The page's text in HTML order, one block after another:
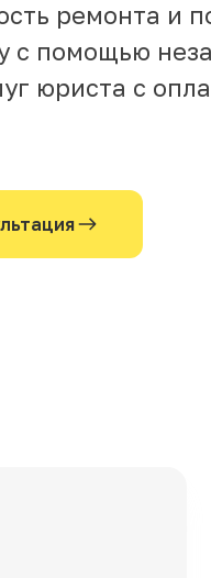
ремонта и
с помощью
юриста с